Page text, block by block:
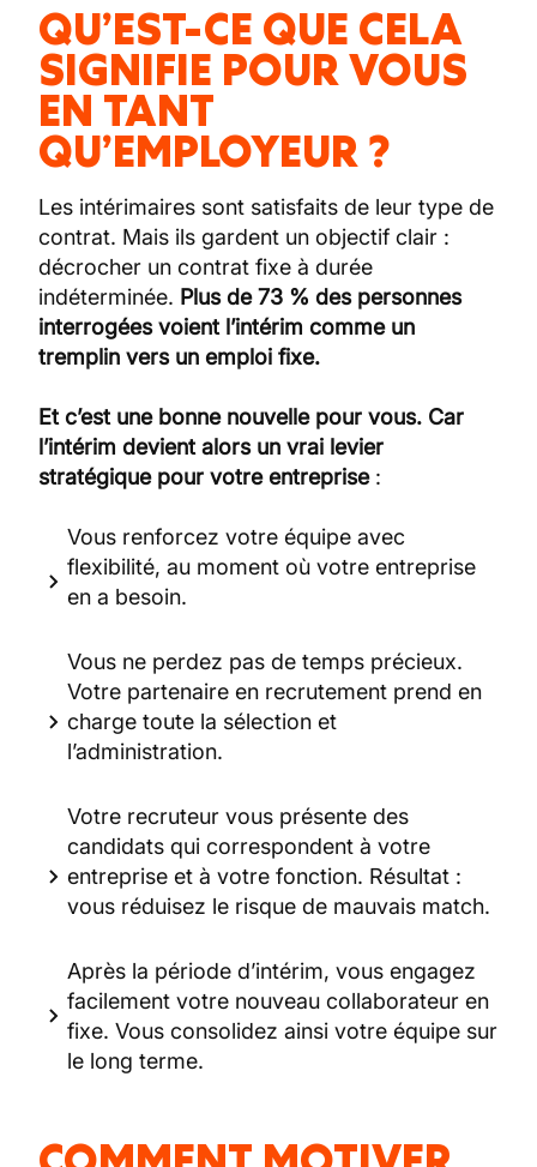
QU’EST-CE QUE CELA
SIGNIFIE POUR VOUS
EN TANT
QU’EMPLOYEUR ?
Les intérimaires sont satisfaits de leur type de
contrat. Mais ils gardent un objectif clair :
décrocher un contrat fixe à durée
indéterminée. Plus de 73 % des personnes
interrogées voient l’intérim comme un
tremplin vers un emploi fixe.
Et c’est une bonne nouvelle pour vous. Car
l’intérim devient alors un vrai levier
stratégique pour votre entreprise :
Vous renforcez votre équipe avec
flexibilité, au moment où votre entreprise
en a besoin.
Vous ne perdez pas de temps précieux.
Votre partenaire en recrutement prend en
charge toute la sélection et
l’administration.
Votre recruteur vous présente des
candidats qui correspondent à votre
entreprise et à votre fonction. Résultat :
vous réduisez le risque de mauvais match.
Après la période d’intérim, vous engagez
facilement votre nouveau collaborateur en
fixe. Vous consolidez ainsi votre équipe sur
le long terme.